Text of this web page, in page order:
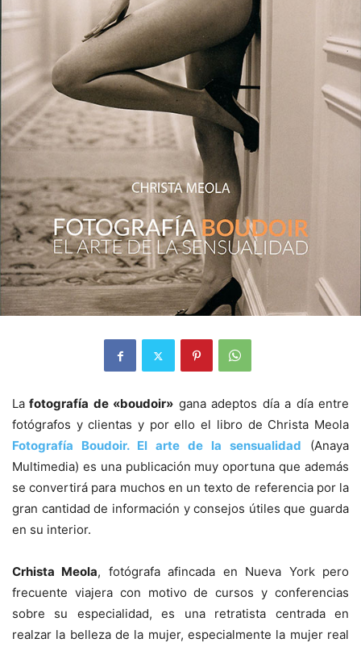
La fotografía de «boudoir» gana adeptos día a día entre
fotógrafos y clientas y por ello el libro de Christa Meola
Fotografía Boudoir. El arte de la sensualidad (Anaya
Multimedia) es una publicación muy oportuna que además
se convertirá para muchos en un texto de referencia por la
gran cantidad de información y consejos útiles que guarda
en su interior.
Crhista Meola, fotógrafa afincada en Nueva York pero
frecuente viajera con motivo de cursos y conferencias
sobre su especialidad, es una retratista centrada en
realzar la belleza de la mujer, especialmente la mujer real